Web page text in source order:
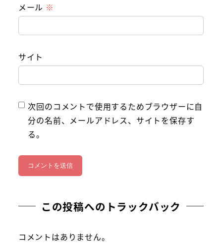
メール ※
サイト
次回のコメントで使用するためブラウザーに自
分の名前、メールアドレス、サイトを保存す
る。
この投稿へのトラックバック
コメントはありません。